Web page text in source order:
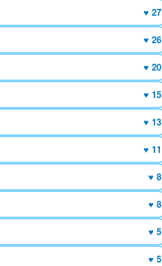
♥ 27
♥ 26
♥ 20
♥ 15
♥ 13
♥ 11
♥ 8
♥ 8
♥ 5
♥ 5